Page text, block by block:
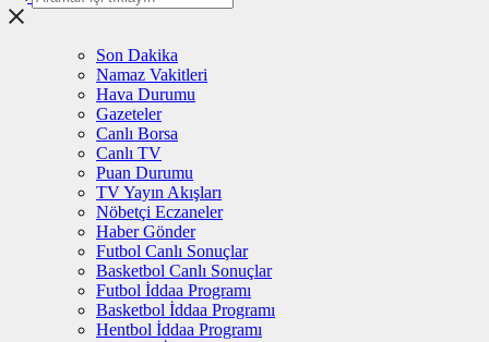
Son Dakika
Namaz Vakitleri
Hava Durumu
Gazeteler
Canlı Borsa
Canlı TV
Puan Durumu
TV Yayın Akışları
Nöbetçi Eczaneler
Haber Gönder
Futbol Canlı Sonuçlar
Basketbol Canlı Sonuçlar
Futbol İddaa Programı
Basketbol İddaa Programı
Hentbol İddaa Programı